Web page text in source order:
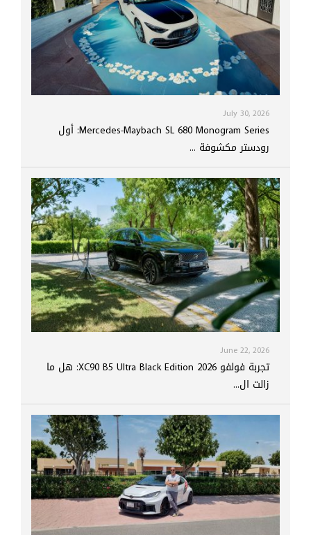
July 30, 2026
Mercedes-Maybach SL 680 Monogram Series: أول
رودستر مكشوفة ...
June 22, 2026
تجربة فولفو XC90 B5 Ultra Black Edition 2026: هل ما
زالت ال...